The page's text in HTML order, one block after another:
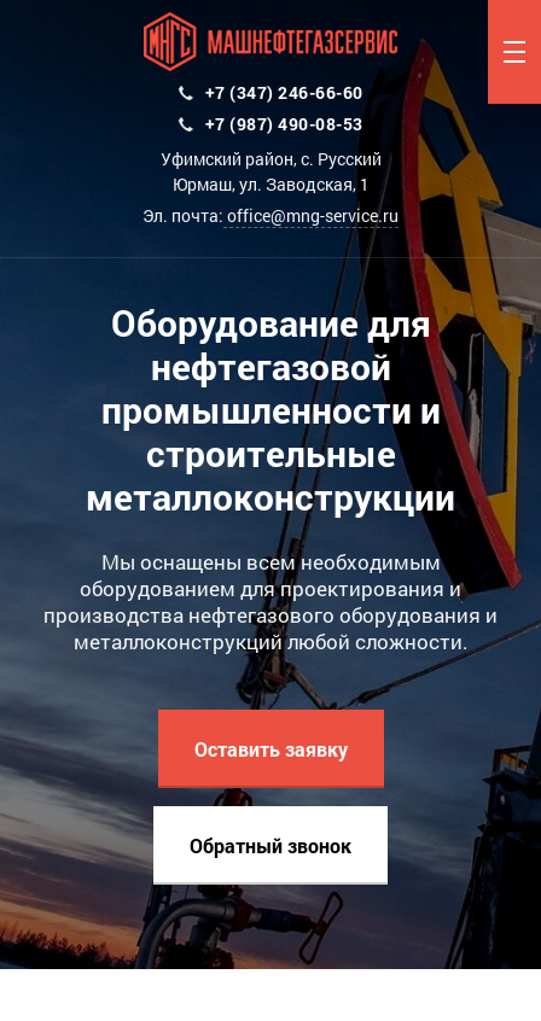
+7 (347) 246-66-60
+7 (987) 490-08-53
Уфимский район, с. Русский
Юрмаш, ул. Заводская, 1
Эл. почта: office@mng-service.ru
Оборудование для
нефтегазовой
промышленности и
строительные
металлоконструкции
Мы оснащены всем необходимым
оборудованием для проектирования и
производства нефтегазового оборудования и
металлоконструкций любой сложности.
Оставить заявку
Обратный звонок